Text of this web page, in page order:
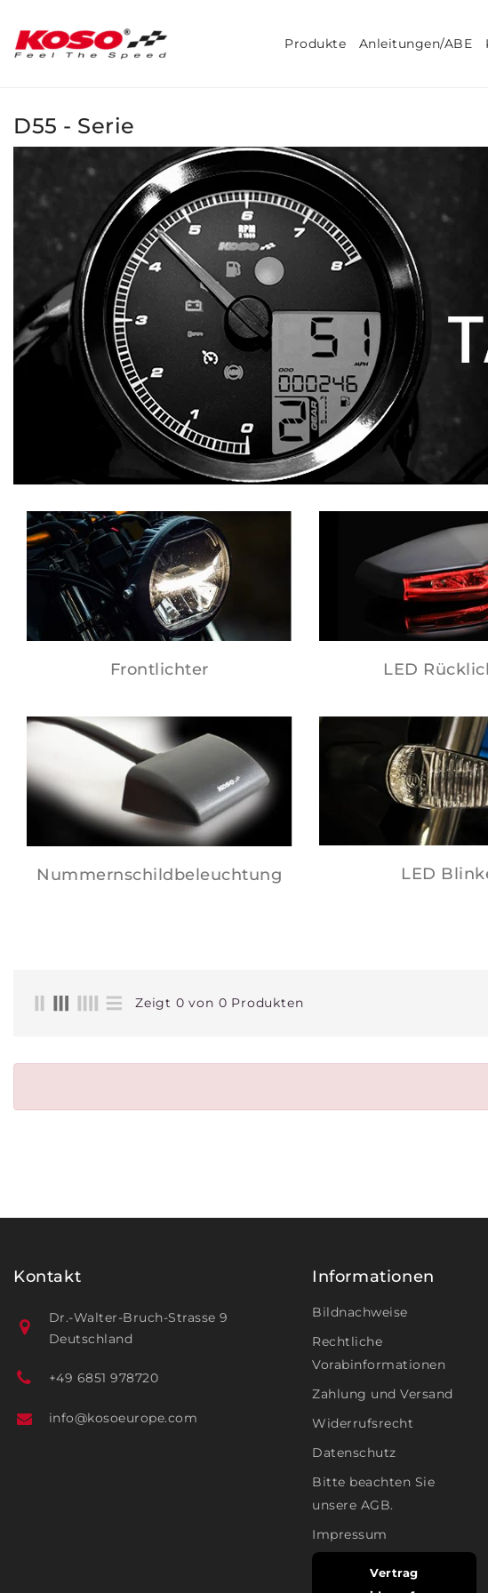
Produkte Anleitungen/ABE
D55 - Serie
Frontlichter LED
Nummernschildbeleuchtung LED
Zeigt 0 von 0 Produkten
Kontakt
Dr.-Walter-Bruch-Strasse 9
Deutschland
+49 6851 978720
info@kosoeurope.com
Informationen
Bildnachweise
Rechtliche
Vorabinformationen
Zahlung und Versand
Widerrufsrecht
Datenschutz
Bitte beachten Sie
unsere AGB.
Impressum
Vertrag